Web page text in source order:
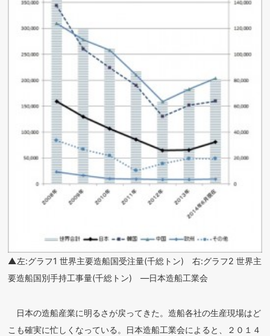
▲左:グラフ1 世界主要造船国受注量(千総トン) 右:グラフ2 世界主
要造船国別手持工事量(千総トン) ―日本造船工業会
日本の造船産業に明るさが戻ってきた。造船各社の生産現場はど
こも確実に忙しくなっている。日本造船工業会によると、２０１４